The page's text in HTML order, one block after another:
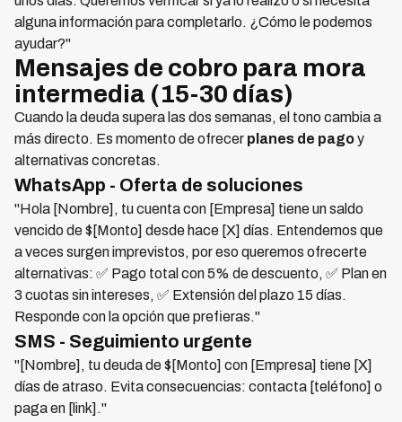
alguna información para completarlo. ¿Cómo le podemos
ayudar?"
Mensajes de cobro para mora
intermedia (15-30 días)
Cuando la deuda supera las dos semanas, el tono cambia a
más directo. Es momento de ofrecer planes de pagoy
alternativas concretas.
WhatsApp - Oferta de soluciones
"Hola [Nombre], tu cuenta con [Empresa] tiene un saldo
vencido de $[Monto] desde hace [X] días. Entendemos que
a veces surgen imprevistos, por eso queremos ofrecerte
alternativas: ✅ Pago total con 5% de descuento, ✅ Plan en
3 cuotas sin intereses, ✅ Extensión del plazo 15 días.
Responde con la opción que prefieras."
SMS - Seguimiento urgente
"[Nombre], tu deuda de $[Monto] con [Empresa] tiene [X]
días de atraso. Evita consecuencias: contacta [teléfono] o
paga en [link]."